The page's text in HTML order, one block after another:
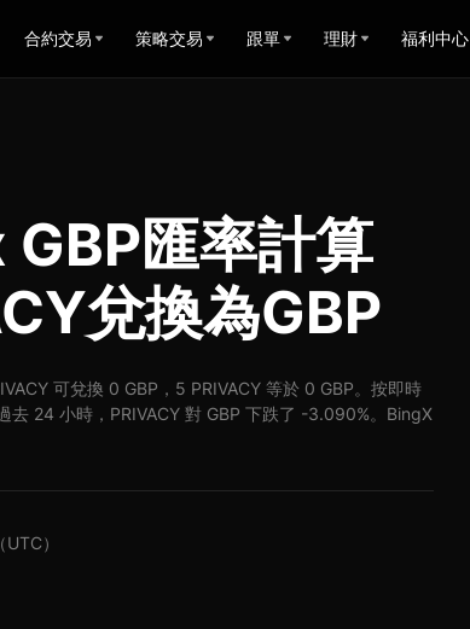
合約交易 策略交易 跟單 理財 福利中心
匯率計算
兌換為GBP
可兌換 0 GBP，5 PRIVACY 等於 0 GBP。按即時
去 24 小時，PRIVACY 對 GBP 下跌了 -3.090%。BingX
）